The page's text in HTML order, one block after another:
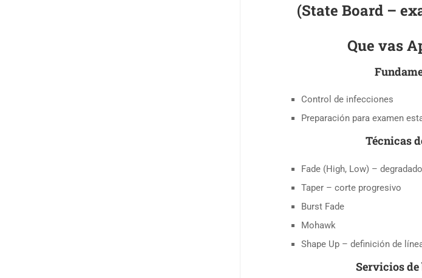
(State Board –
Que vas
Control de infecciones
Preparación para examen
Técnicas
Fade (High, Low) –
Taper – corte progresivo
Burst Fade
Mohawk
Shape Up – definición de
Servicios